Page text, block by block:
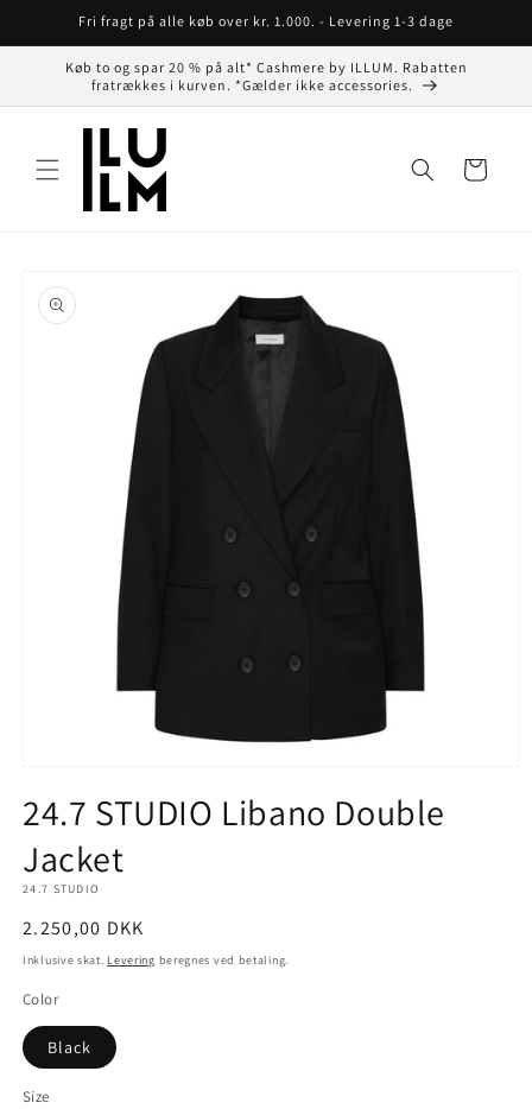
Gå tilFri fragt på alle køb over kr. 1.000. - Levering 1-3 dage
Køb to og spar 20 % på alt* Cashmere by ILLUM. Rabatten
fratrækkes i kurven. *Gælder ikke accessories.
Indkøbskurv
1
i
modus
24.7 STUDIO Libano Double
Jacket
24.7 STUDIO
Normalpris
2.250,00 DKK
Inklusive skat. Levering beregnes ved betaling.
Color
Black
Size